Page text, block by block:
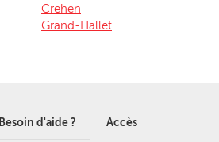
Crehen
Grand-Hallet
Besoin d'aide ? Accès